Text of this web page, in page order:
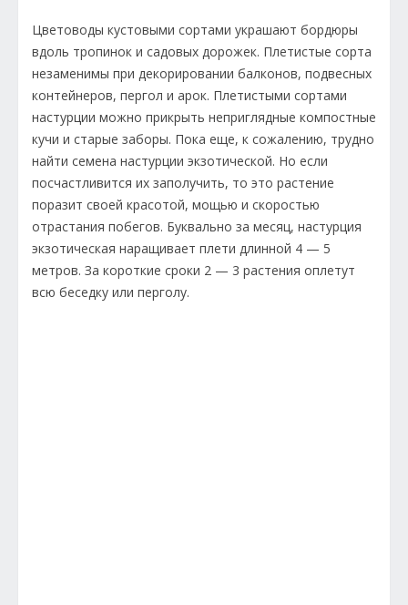
Цветоводы кустовыми сортами украшают бордюры
вдоль тропинок и садовых дорожек. Плетистые сорта
незаменимы при декорировании балконов, подвесных
контейнеров, пергол и арок. Плетистыми сортами
настурции можно прикрыть неприглядные компостные
кучи и старые заборы. Пока еще, к сожалению, трудно
найти семена настурции экзотической. Но если
посчастливится их заполучить, то это растение
поразит своей красотой, мощью и скоростью
отрастания побегов. Буквально за месяц, настурция
экзотическая наращивает плети длинной 4 — 5
метров. За короткие сроки 2 — 3 растения оплетут
всю беседку или перголу.